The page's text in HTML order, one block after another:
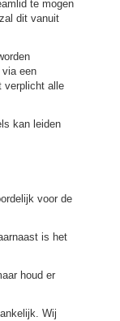
te mogen
dit vanuit
een
verplicht alle
kan leiden
voor de
is het
houd er
Wij